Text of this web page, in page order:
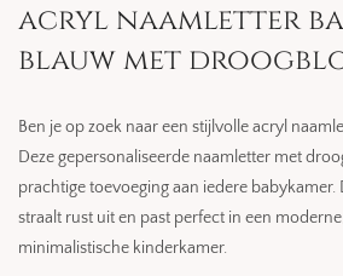
acryl naamletter
blauw met
Ben je op zoek naar een stijlvolle acryl
Deze gepersonaliseerde naamletter met
prachtige toevoeging aan iedere
straalt rust uit en past perfect in een
minimalistische kinderkamer.